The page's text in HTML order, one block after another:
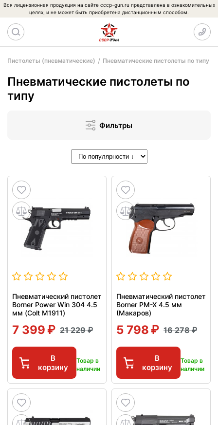
Вся лицензионная продукция на сайте cccp-gun.ru представлена в ознакомительных
целях, и не может быть приобретена дистанционным способом.
Пистолеты (пневматические) Пневматические пистолеты по типу
Пневматические пистолеты по
типу
Фильтры
Пневматический пистолет
Borner Power Win 304 4.5
мм (Colt M1911)
7 399 21 229
В
корзину
Товар в
наличии
Пневматический пистолет
Borner PM-X 4.5 мм
(Макаров)
5 798 16 278
В
корзину
Товар в
наличии